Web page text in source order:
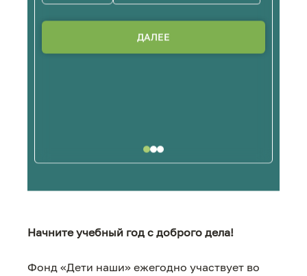
ДАЛЕЕ
Начните учебный год с доброго дела!
Фонд «Дети наши» ежегодно участвует во